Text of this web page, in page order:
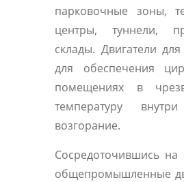
парковочные зоны,
центры, туннели,
склады. Двигатели
для обеспечения
помещениях в
температуру
возгорание.
Сосредоточившись на
общепромышленные